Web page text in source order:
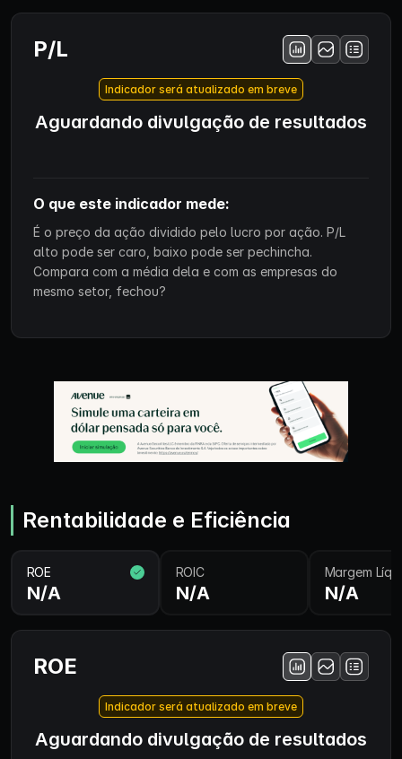
P/L
Indicador será atualizado em breve
Aguardando divulgação de resultados
O que este indicador mede:
É o preço da ação dividido pelo lucro por ação. P/L
alto pode ser caro, baixo pode ser pechincha.
Compara com a média dela e com as empresas do
mesmo setor, fechou?
Rentabilidade e Eficiência
ROE
N/A
ROIC
N/A
Margem
N/A
ROE
Indicador será atualizado em breve
Aguardando divulgação de resultados